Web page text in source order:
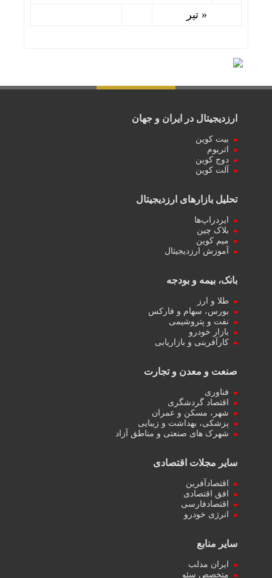
« تیر
ارزدیجیتال در ایران و جهان
بیت کوین
اتریوم
دوج کوین
آلت کوین
تحلیل بازارهای ارزدیجیتال
ایردراپ‌ها
بلاک چین
میم کوین‌
آموزش ارزدیجیتال
بانک، بیمه و بودجه
طلا و ارز
بورس، سهام و فارکس
نفت و پتروشیمی
بازار خودرو
کارآفرینی و بازاریابی
صنعت و معدن و تجارت
فناوری
اقتصاد گردشگری
شهر، مسکن و عمران
پزشکی، بهداشت و زیبایی
شهرک های صنعتی و مناطق آزاد
سایر مجلات اقتصادی
اقتصادآفرین
افق اقتصادی
اقتصادفارسی
انرژی خودرو
سایر منابع
ایران مدلب
متخصص سئو